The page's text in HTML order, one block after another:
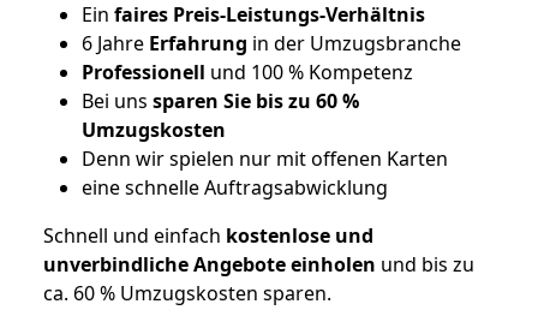
Ein faires Preis-Leistungs-Verhältnis
6 Jahre Erfahrung in der Umzugsbranche
Professionell und 100 % Kompetenz
Bei uns sparen Sie bis zu 60 %
Umzugskosten
Denn wir spielen nur mit offenen Karten
eine schnelle Auftragsabwicklung
Schnell und einfach kostenlose und
unverbindliche Angebote einholen und bis zu
ca. 60 % Umzugskosten sparen.